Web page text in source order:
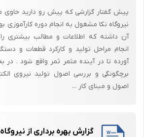
توربین بخاری استفاده می‌شود که بتوان پس از
باقی مانده نیز استفاده کرد بعبارت دیگر در این
شده از آخرین مرحله توربین توسط لوله‌هایی
هدایت می‌شود و بخار پس از تحویل انرژی
مقطر آن مجدداً به دیگ بخار باز می‌گردد و
کندانسور را مصرف کننده انرژی حرارتی انجام می‌دهد.
فشار مخالف کار می‌کند.
پیش گفتار گزارشی که پیش رو دارید حاوی
نیروگاه نکا مشغول به انجام دوره کارآموزی
آن داشته که اطلاعات و مطالب بیشتری
انجام مراحل تولید و کارکرد قطعات و
آورده تا در آینده مثمر ثمر واقع شود . در
برچگونگی و بررسی اصول تولید نیروی
اصول و مبنای کار ...